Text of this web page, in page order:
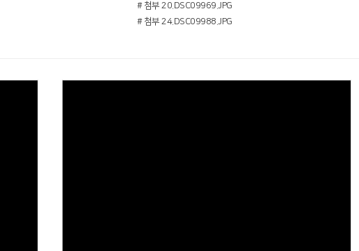
# 첨부 20.DSC09969.JPG
# 첨부 24.DSC09988.JPG